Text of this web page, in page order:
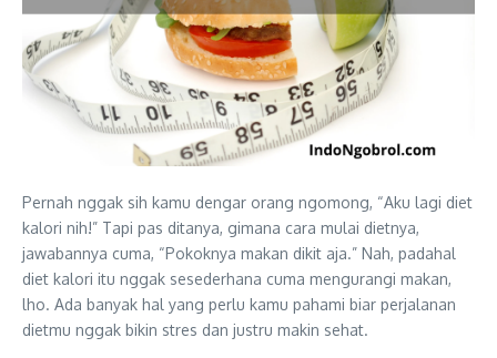
Pernah nggak sih kamu dengar orang ngomong, “Aku lagi diet
kalori nih!” Tapi pas ditanya, gimana cara mulai dietnya,
jawabannya cuma, “Pokoknya makan dikit aja.” Nah, padahal
diet kalori itu nggak sesederhana cuma mengurangi makan,
lho. Ada banyak hal yang perlu kamu pahami biar perjalanan
dietmu nggak bikin stres dan justru makin sehat.